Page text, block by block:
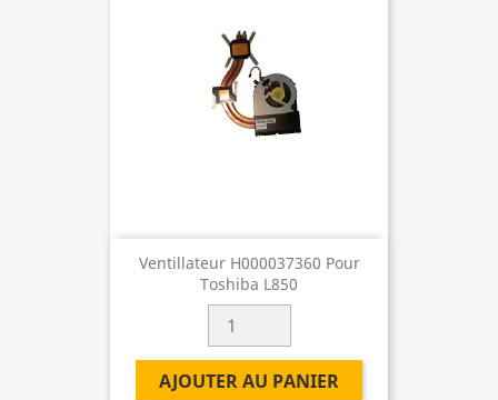
Ventillateur H000037360 Pour
Toshiba L850
AJOUTER AU PANIER